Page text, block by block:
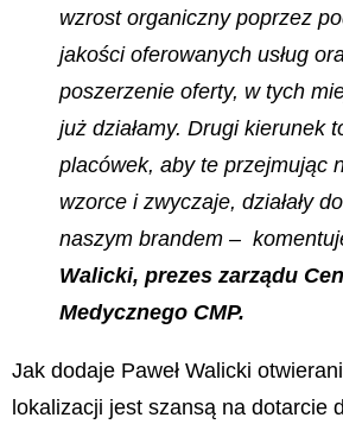
wzrost organiczny poprzez
jakości oferowanych usług
poszerzenie oferty, w tych
już działamy. Drugi kierunek
placówek, aby te przejmując
wzorce i zwyczaje, działały
naszym brandem –
Walicki, prezes zarządu
Medycznego CMP.
Jak dodaje Paweł Walicki
lokalizacji jest szansą na dotarcie